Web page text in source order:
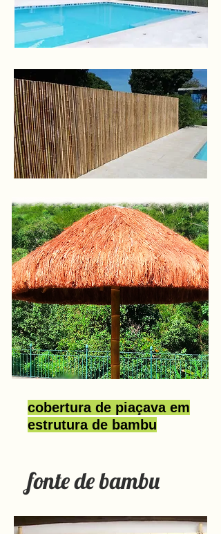
cobertura de piaçava em
estrutura de bambu
fonte de bambu